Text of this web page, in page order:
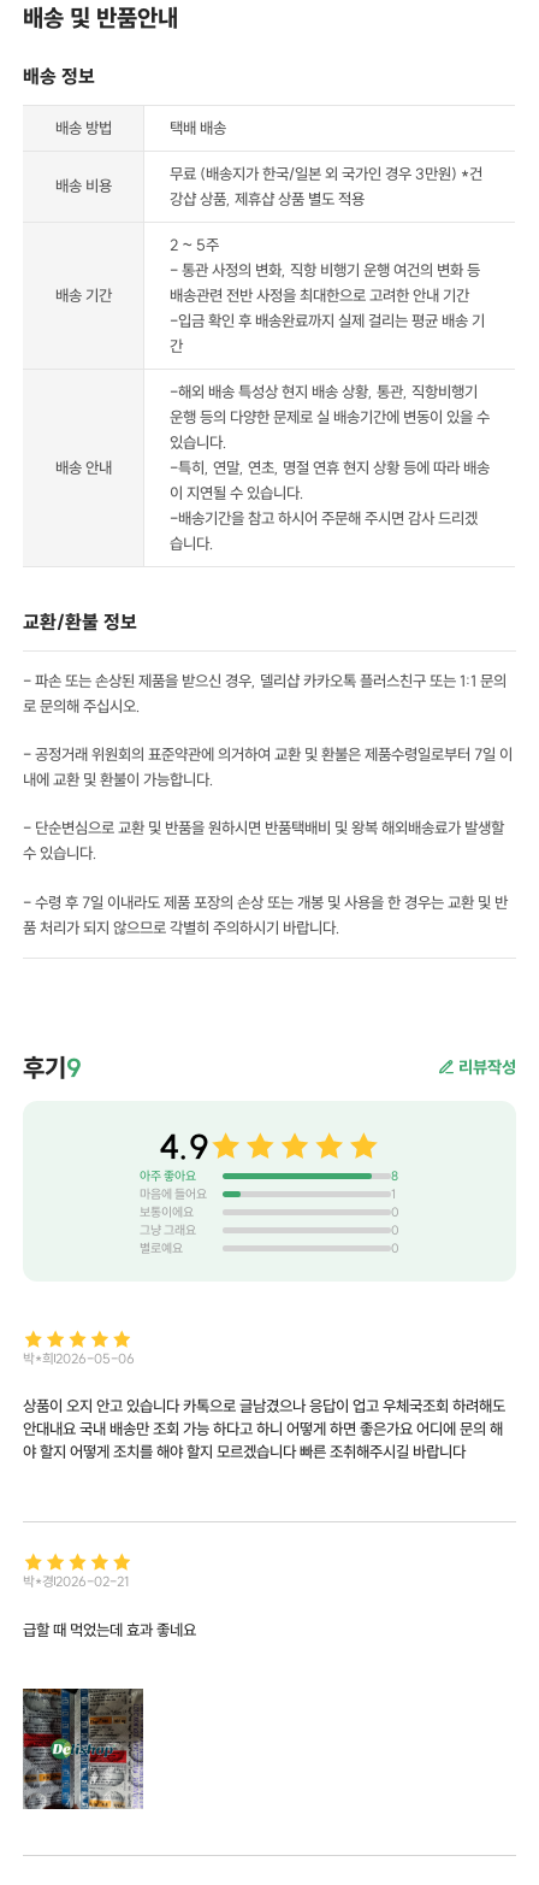
배송 및 반품안내
배송 정보
배송 방법 택배 배송
배송 비용
무료 (배송지가 한국/일본 외 국가인 경우 3만원) *건
강샵 상품, 제휴샵 상품 별도 적용
배송 기간
2 ~ 5주
- 통관 사정의 변화, 직항 비행기 운행 여건의 변화 등
배송관련 전반 사정을 최대한으로 고려한 안내 기간
-입금 확인 후 배송완료까지 실제 걸리는 평균 배송 기
간
배송 안내
-해외 배송 특성상 현지 배송 상황, 통관, 직항비행기
운행 등의 다양한 문제로 실 배송기간에 변동이 있을 수
있습니다.
-특히, 연말, 연초, 명절 연휴 현지 상황 등에 따라 배송
이 지연될 수 있습니다.
-배송기간을 참고 하시어 주문해 주시면 감사 드리겠
습니다.
교환/환불 정보
- 파손 또는 손상된 제품을 받으신 경우, 델리샵 카카오톡 플러스친구 또는 1:1 문의
로 문의해 주십시오.
- 공정거래 위원회의 표준약관에 의거하여 교환 및 환불은 제품수령일로부터 7일 이
내에 교환 및 환불이 가능합니다.
- 단순변심으로 교환 및 반품을 원하시면 반품택배비 및 왕복 해외배송료가 발생할
수 있습니다.
- 수령 후 7일 이내라도 제품 포장의 손상 또는 개봉 및 사용을 한 경우는 교환 및 반
품 처리가 되지 않으므로 각별히 주의하시기 바랍니다.
후기9 리뷰작성
4.9
아주 좋아요
8
마음에 들어요
1
보통이에요
0
그냥 그래요
0
별로예요
0
박*희2026-05-06
상품이 오지 안고 있습니다 카톡으로 글남겼으나 응답이 업고 우체국조회 하려해도
안대내요 국내 배송만 조회 가능 하다고 하니 어떻게 하면 좋은가요 어디에 문의 해
야 할지 어떻게 조치를 해야 할지 모르겠습니다 빠른 조취해주시길 바랍니다
박*경2026-02-21
급할 때 먹었는데 효과 좋네요